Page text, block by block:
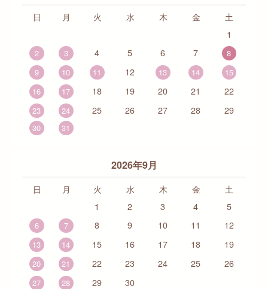
日 月 火 水 木 金
土
1
2 3 4 5 6 7
8
9
10 11 12 13 14
15
16
17 18 19 20 21 22
23 24 25 26 27 28 29
30 31
2026年9月
日 月 火 水 木 金
土
1
2 3 4 5
6 7 8 9 10 11 12
13 14 15 16 17 18 19
20 21 22 23 24 25 26
27 28 29 30